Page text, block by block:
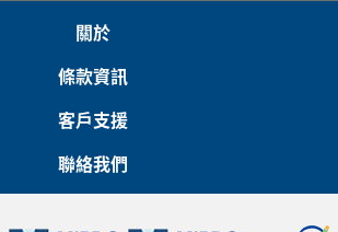
關於
條款資訊
客戶支援
聯絡我們